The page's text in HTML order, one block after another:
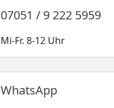
07051 / 9 222 5959
Mi-Fr. 8-12 Uhr
WhatsApp